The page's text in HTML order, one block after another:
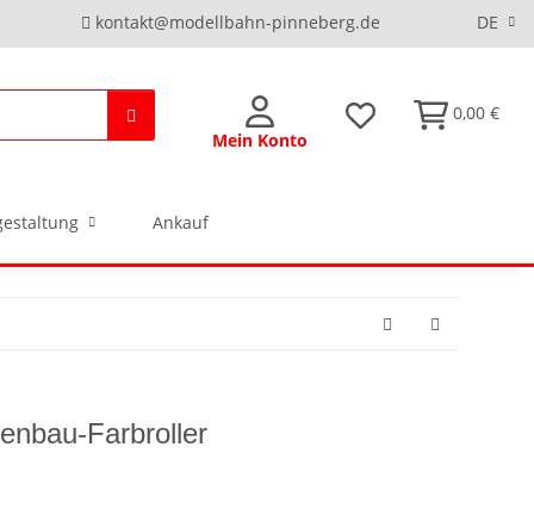
DE
kontakt@modellbahn-pinneberg.de
Mein Konto
0,00 €
Ankauf
Farbroller